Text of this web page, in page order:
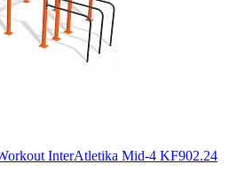
InterAtletika Mid-4 KF902.24